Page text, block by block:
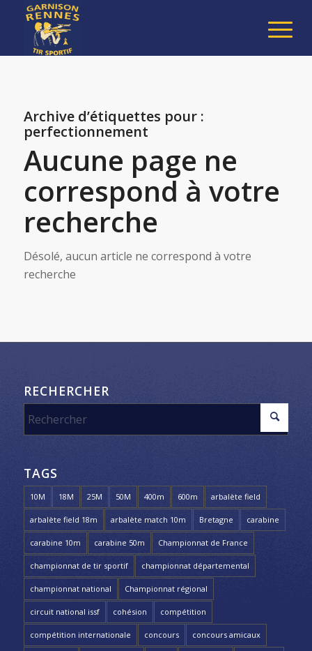
Archive d’étiquettes pour :
perfectionnement
Aucune page ne
correspond à votre
recherche
Désolé, aucun article ne correspond à votre
recherche
RECHERCHER
TAGS
10M 18M 25M 50M 400m 600m arbalète field
arbalète field 18m arbalète match 10m Bretagne carabine
carabine 10m carabine 50m Championnat de France
championnat de tir sportif championnat départemental
championnat national Championnat régional
circuit national issf cohésion compétition
compétition internationale concours concours amicaux